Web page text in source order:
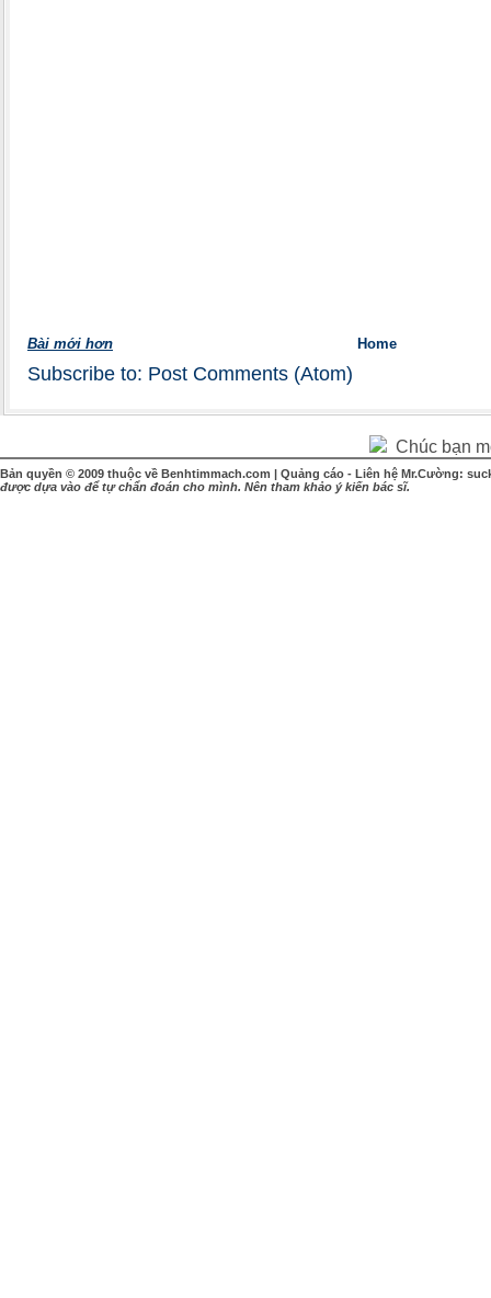
Bài mới hơn Home
Subscribe to: Post Comments (Atom)
Chúc bạn
Bản quyền © 2009 thuộc về Benhtimmach.com | Quảng cáo - Liên hệ Mr.Cường:
được dựa vào để tự chẩn đoán cho mình. Nên tham khảo ý kiến bác sĩ.